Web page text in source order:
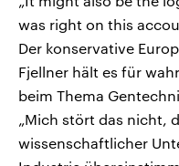
was right on this
Der konservative
Fjellner hält es für
beim Thema
„Mich stört das nicht,
wissenschaftlicher